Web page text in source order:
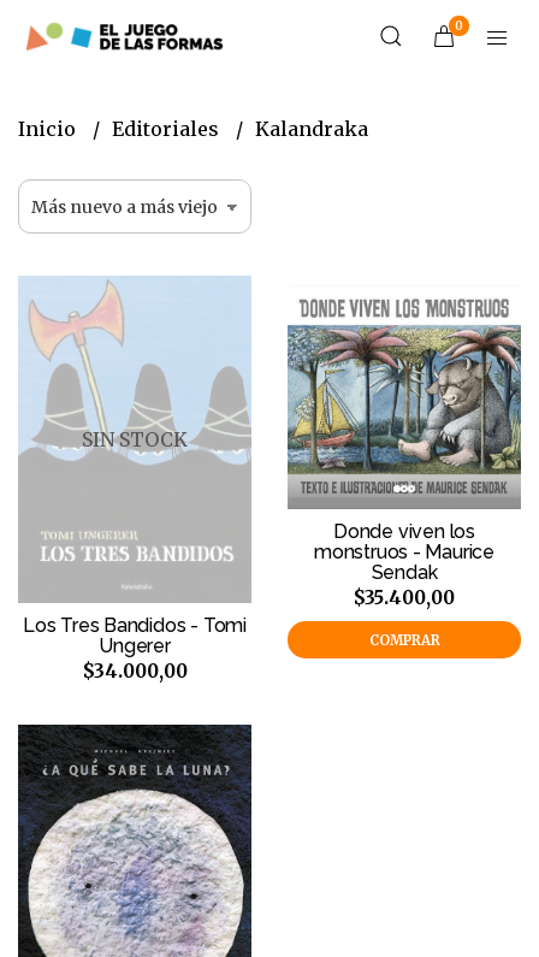
0
Inicio Editoriales Kalandraka
SIN STOCK
Los Tres Bandidos - Tomi
Ungerer
$34.000,00
Donde viven los
monstruos - Maurice
Sendak
$35.400,00
COMPRAR